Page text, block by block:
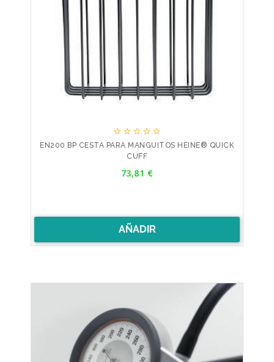
    
EN200 BP CESTA PARA MANGUITOS HEINE® QUICK
CUFF
73,81 €
AÑADIR